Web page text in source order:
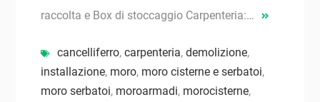
raccolta e Box di stoccaggio Carpenteria:…
cancelliferro, carpenteria, demolizione,
installazione, moro, moro cisterne e serbatoi,
moro serbatoi, moroarmadi, morocisterne,